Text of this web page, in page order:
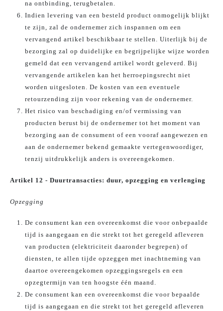
na ontbinding, terugbetalen.
Indien levering van een besteld product onmogelijk blijkt
te zijn, zal de ondernemer zich inspannen om een
vervangend artikel beschikbaar te stellen. Uiterlijk bij de
bezorging zal op duidelijke en begrijpelijke wijze worden
gemeld dat een vervangend artikel wordt geleverd. Bij
vervangende artikelen kan het herroepingsrecht niet
worden uitgesloten. De kosten van een eventuele
retourzending zijn voor rekening van de ondernemer.
Het risico van beschadiging en/of vermissing van
producten berust bij de ondernemer tot het moment van
bezorging aan de consument of een vooraf aangewezen en
aan de ondernemer bekend gemaakte vertegenwoordiger,
tenzij uitdrukkelijk anders is overeengekomen.
Artikel 12 - Duurtransacties: duur, opzegging en verlenging
Opzegging
De consument kan een overeenkomst die voor onbepaalde
tijd is aangegaan en die strekt tot het geregeld afleveren
van producten (elektriciteit daaronder begrepen) of
diensten, te allen tijde opzeggen met inachtneming van
daartoe overeengekomen opzeggingsregels en een
opzegtermijn van ten hoogste één maand.
De consument kan een overeenkomst die voor bepaalde
tijd is aangegaan en die strekt tot het geregeld afleveren